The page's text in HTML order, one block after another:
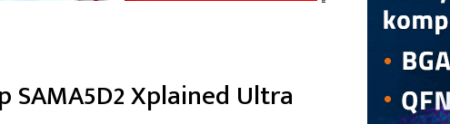
SAMA5D2 Xplained Ultra